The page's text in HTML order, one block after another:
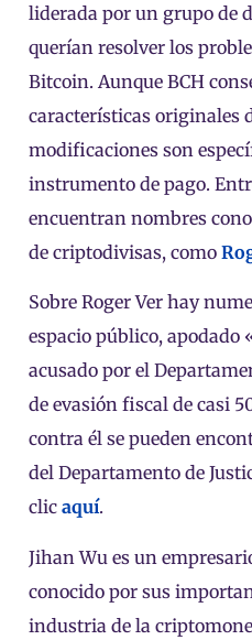
liderada por un grupo de
querían resolver los
Bitcoin. Aunque BCH
características originales
modificaciones son
instrumento de pago.
encuentran nombres
de criptodivisas, como
Sobre Roger Ver hay
espacio público, apodado
acusado por el
de evasión fiscal de casi
contra él se pueden
del Departamento de
clic aquí.
Jihan Wu es un
conocido por sus
industria de la